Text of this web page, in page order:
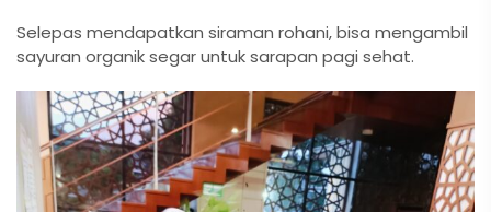
Selepas mendapatkan siraman rohani, bisa mengambil
sayuran organik segar untuk sarapan pagi sehat.